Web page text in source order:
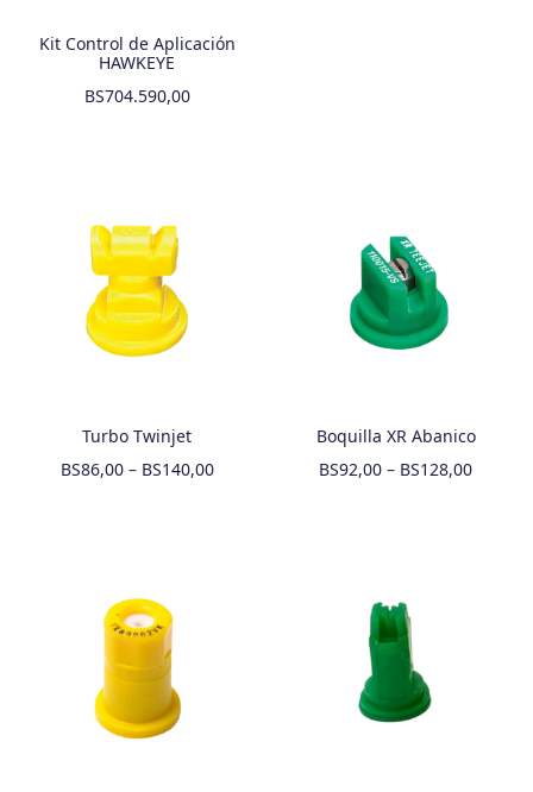
Kit Control de Aplicación
HAWKEYE
BS704.590,00
Turbo Twinjet
BS86,00– BS140,00
Boquilla XR Abanico
BS92,00 – BS128,00